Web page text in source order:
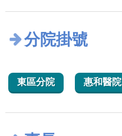
分院掛號
東區分院 惠和醫院